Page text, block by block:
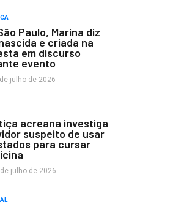
Paulo, Marina diz
e criada na
em discurso
evento
julho de 2026
acreana investiga
suspeito de usar
para cursar
julho de 2026